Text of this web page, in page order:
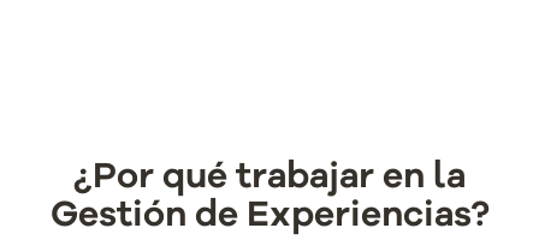
¿Por qué trabajar en la
Gestión de Experiencias?